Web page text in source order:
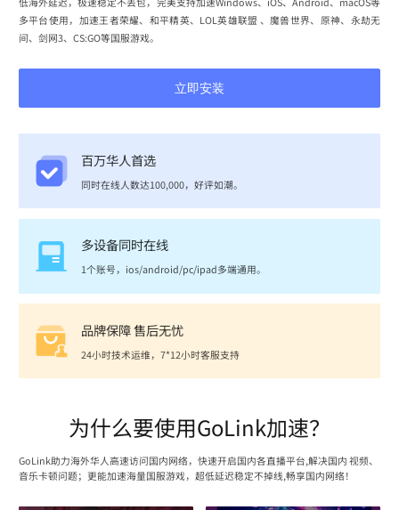
多平台使用，加速王者荣耀、和平精英、LOL英雄联盟 、魔兽世界、原神、永劫无
间、剑网3、CS:GO等国服游戏。
立即安装
百万华人首选
同时在线人数达100,000，好评如潮。
多设备同时在线
1个账号，ios/android/pc/ipad多端通用。
品牌保障 售后无忧
24小时技术运维，7*12小时客服支持
为什么要使用GoLink加速？
GoLink助力海外华人高速访问国内网络，快速开启国内各直播平台,解决国内 视频、
音乐卡顿问题；更能加速海量国服游戏，超低延迟稳定不掉线,畅享国内网络！